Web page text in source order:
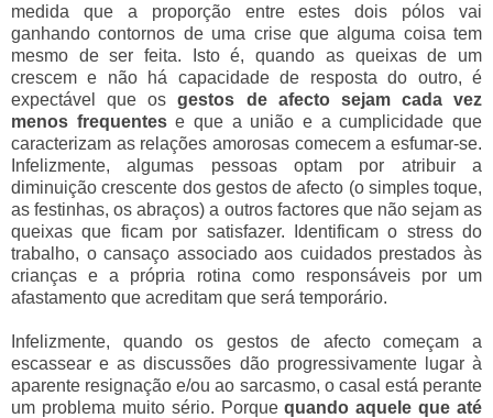
medida que a proporção entre estes dois pólos vai
ganhando contornos de uma crise que alguma coisa tem
mesmo de ser feita. Isto é, quando as queixas de um
crescem e não há capacidade de resposta do outro, é
expectável que osgestos de afecto sejam cada vez
menos frequentese que a união e a cumplicidade que
caracterizam as relações amorosas comecem a esfumar-se.
Infelizmente, algumas pessoas optam por atribuir a
diminuição crescente dos gestos de afecto (o simples toque,
as festinhas, os abraços) a outros factores que não sejam as
queixas que ficam por satisfazer. Identificam o stress do
trabalho, o cansaço associado aos cuidados prestados às
crianças e a própria rotina como responsáveis por um
afastamento que acreditam que será temporário.
Infelizmente, quando os gestos de afecto começam a
escassear e as discussões dão progressivamente lugar à
aparente resignação e/ou ao sarcasmo, o casal está perante
um problema muito sério. Porquequando aquele que até